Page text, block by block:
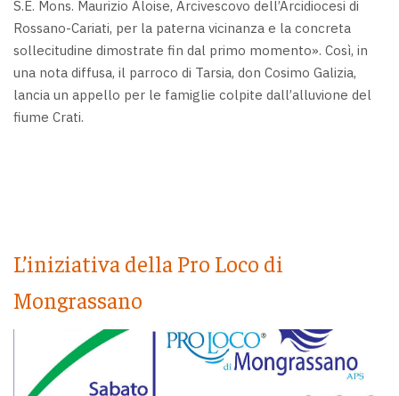
S.E. Mons. Maurizio Aloise, Arcivescovo dell’Arcidiocesi di
Rossano-Cariati, per la paterna vicinanza e la concreta
sollecitudine dimostrate fin dal primo momento». Così, in
una nota diffusa, il parroco di Tarsia, don Cosimo Galizia,
lancia un appello per le famiglie colpite dall’alluvione del
fiume Crati.
L’iniziativa della Pro Loco di
Mongrassano